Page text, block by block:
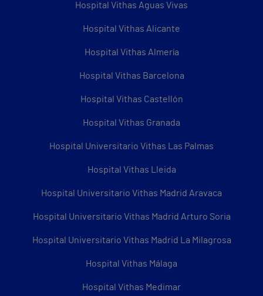
Hospital Vithas Aguas Vivas
Hospital Vithas Alicante
Hospital Vithas Almería
Hospital Vithas Barcelona
Hospital Vithas Castellón
Hospital Vithas Granada
Hospital Universitario Vithas Las Palmas
Hospital Vithas Lleida
Hospital Universitario Vithas Madrid Aravaca
Hospital Universitario Vithas Madrid Arturo Soria
Hospital Universitario Vithas Madrid La Milagrosa
Hospital Vithas Málaga
Hospital Vithas Medimar